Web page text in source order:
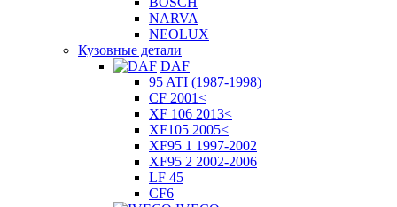
NARVA
NEOLUX
Кузовные детали
DAF
95 ATI (1987-1998)
CF 2001<
XF 106 2013<
XF105 2005<
XF95 1 1997-2002
XF95 2 2002-2006
LF 45
CF6